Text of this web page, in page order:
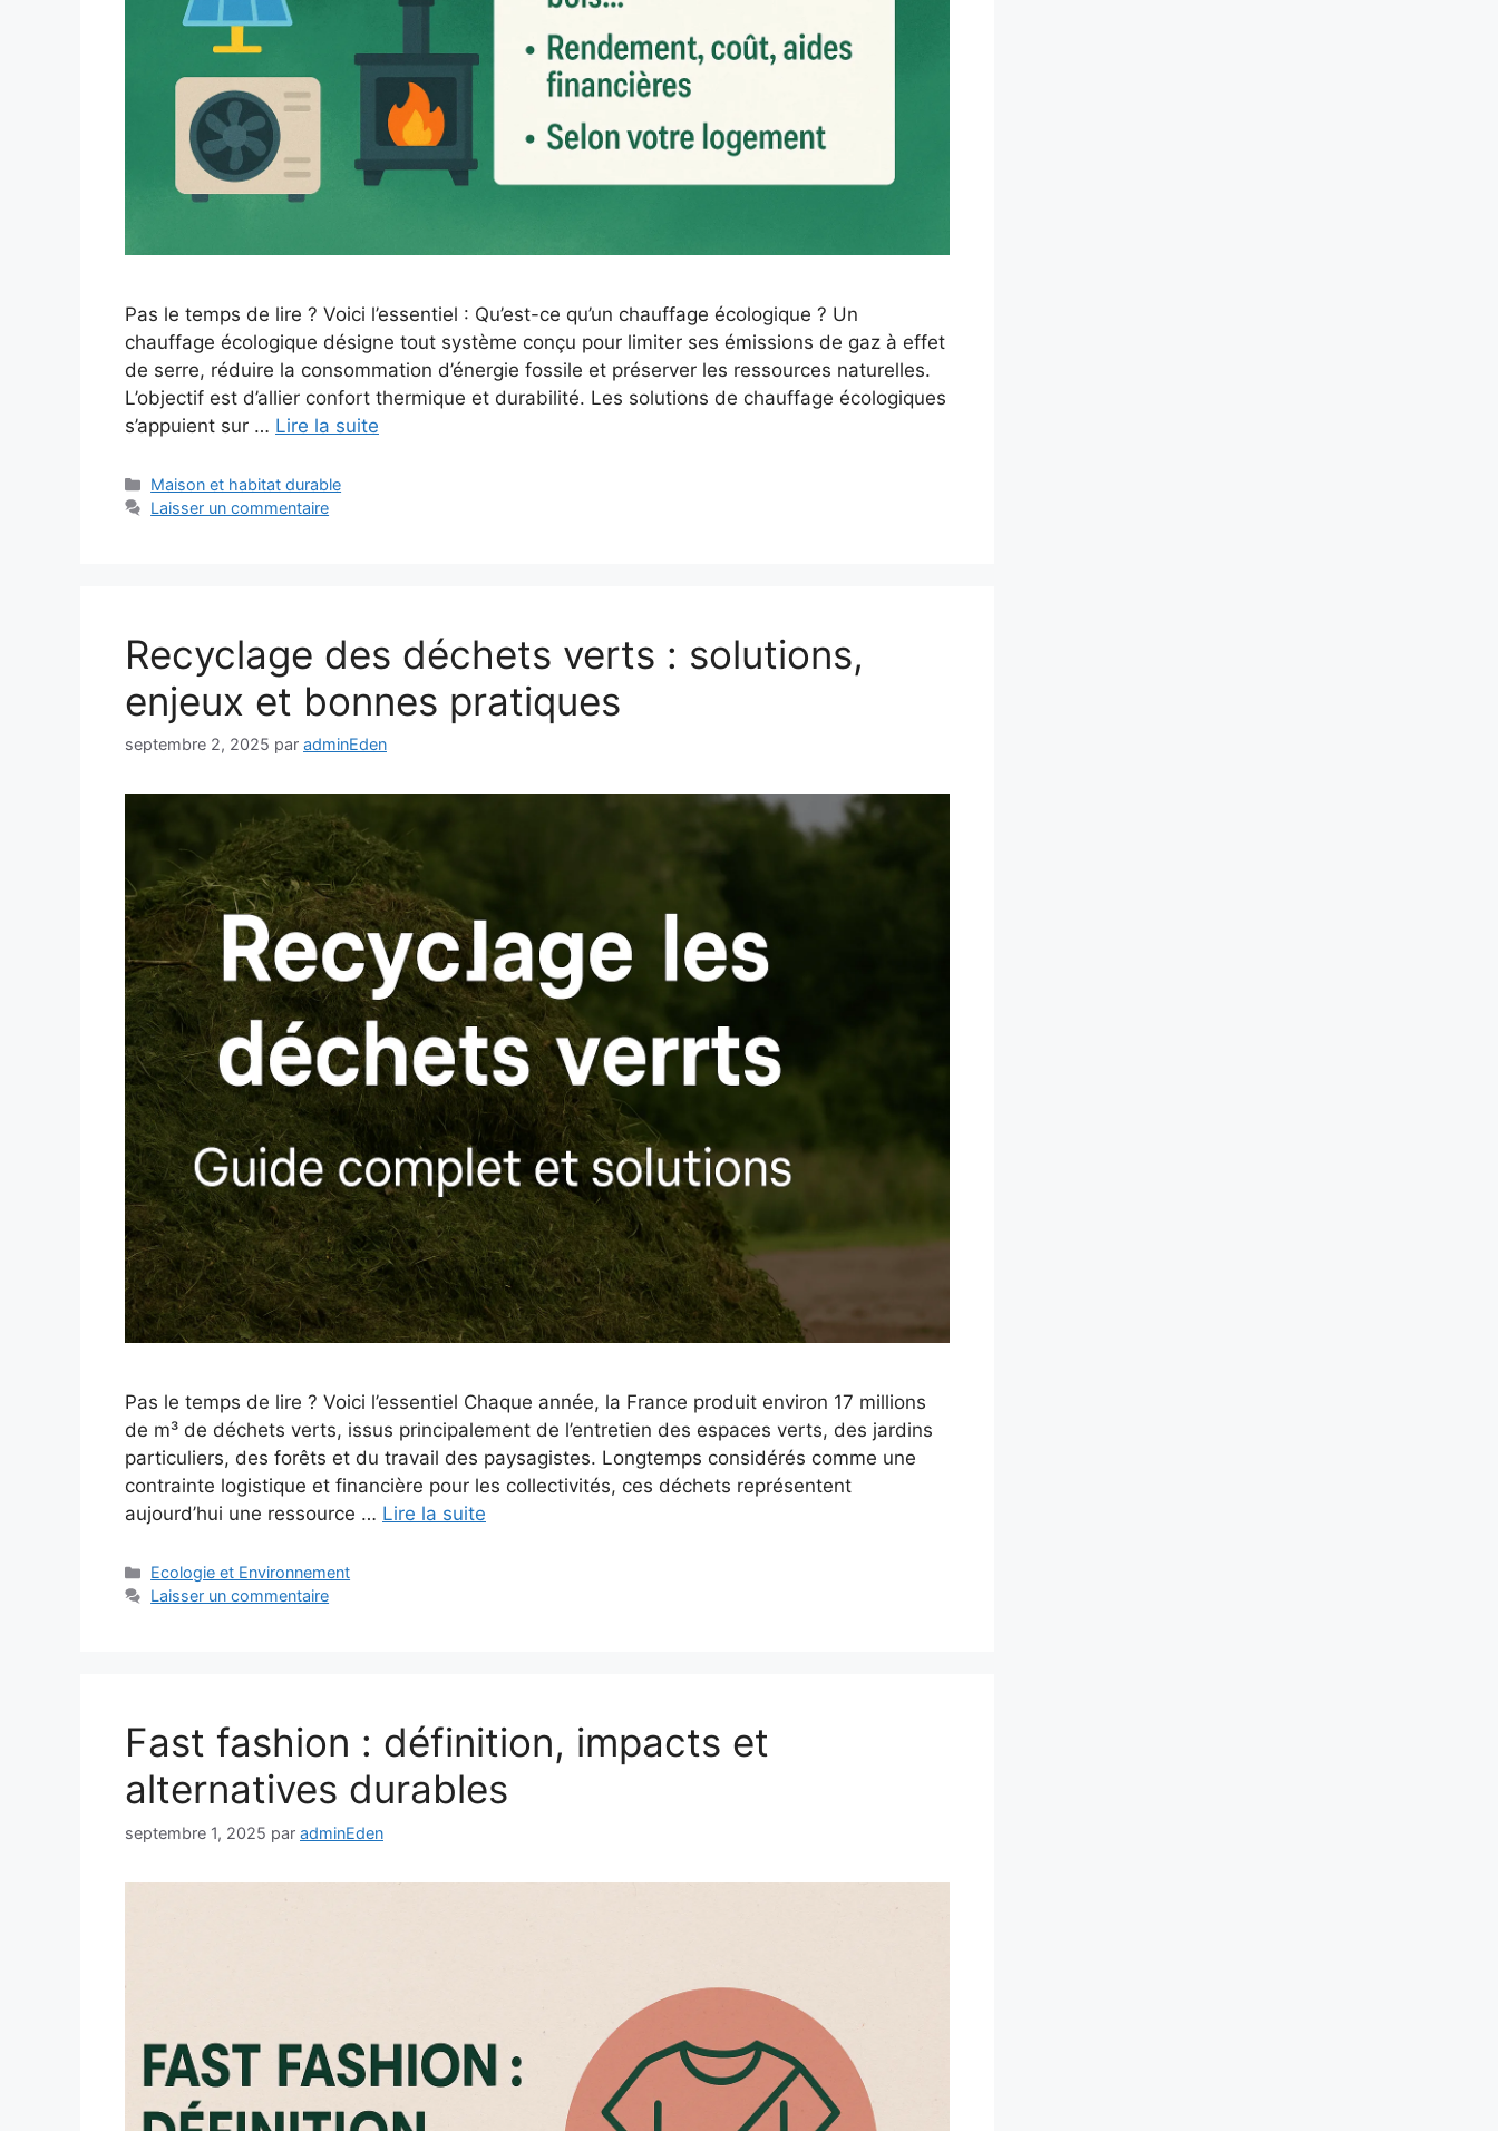
Pas le temps de lire ? Voici l’essentiel : Qu’est-ce qu’un chauffage écologique ? Un
chauffage écologique désigne tout système conçu pour limiter ses émissions de gaz à effet
de serre, réduire la consommation d’énergie fossile et préserver les ressources naturelles.
L’objectif est d’allier confort thermique et durabilité. Les solutions de chauffage écologiques
s’appuient sur … Lire la suite
Catégories
Maison et habitat durable
Laisser un commentaire
Recyclage des déchets verts : solutions,
enjeux et bonnes pratiques
septembre 2, 2025 par adminEden
Pas le temps de lire ? Voici l’essentiel Chaque année, la France produit environ 17 millions
de m³ de déchets verts, issus principalement de l’entretien des espaces verts, des jardins
particuliers, des forêts et du travail des paysagistes. Longtemps considérés comme une
contrainte logistique et financière pour les collectivités, ces déchets représentent
aujourd’hui une ressource … Lire la suite
Catégories
Ecologie et Environnement
Laisser un commentaire
Fast fashion : définition, impacts et
alternatives durables
septembre 1, 2025 par adminEden